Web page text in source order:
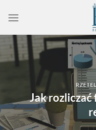
Jak